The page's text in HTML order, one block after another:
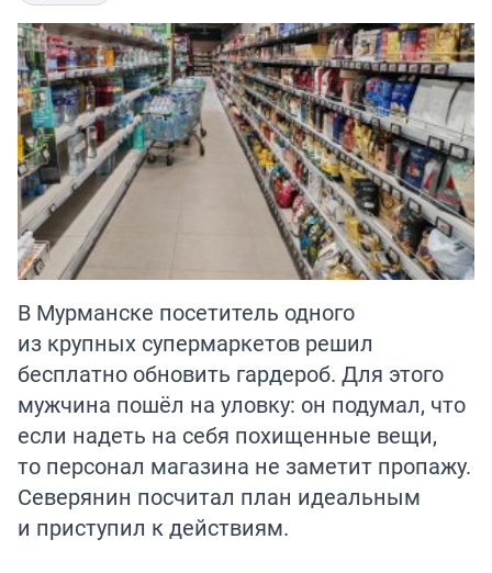
В Мурманске посетитель одного
из крупных супермаркетов решил
бесплатно обновить гардероб. Для этого
мужчина пошёл на уловку: он подумал, что
если надеть на себя похищенные вещи,
то персонал магазина не заметит пропажу.
Северянин посчитал план идеальным
и приступил к действиям.